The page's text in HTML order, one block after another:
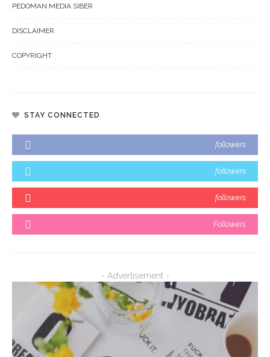
PEDOMAN MEDIA SIBER
DISCLAIMER
COPYRIGHT
STAY CONNECTED
followers
followers
followers
Followers
- Advertisement -